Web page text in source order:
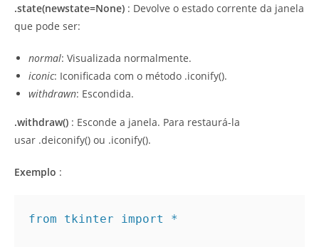
.state(newstate=None) : Devolve o estado corrente da janela
que pode ser:
normal: Visualizada normalmente.
iconic: Iconificada com o método .iconify().
withdrawn: Escondida.
.withdraw() : Esconde a janela. Para restaurá-la
usar .deiconify() ou .iconify().
Exemplo :
from tkinter import *